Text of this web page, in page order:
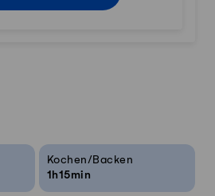
Kochen/Backen
1h15min